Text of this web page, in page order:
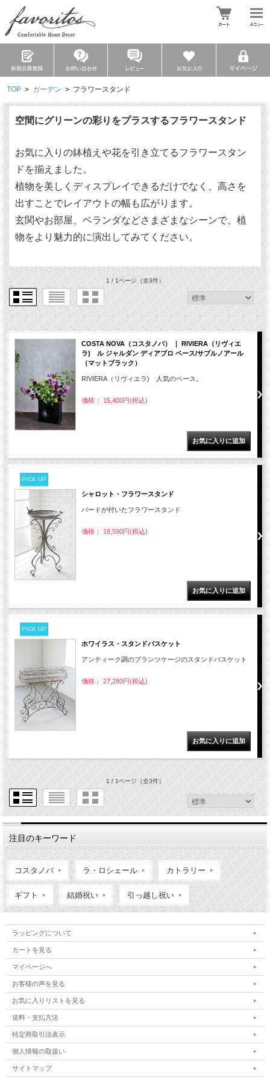
TOP > ガーデン > フラワースタンド
空間にグリーンの彩りをプラスするフラワースタンド
お気に入りの鉢植えや花を引き立てるフラワースタン
ドを揃えました。
植物を美しくディスプレイできるだけでなく、高さを
出すことでレイアウトの幅も広がります。
玄関やお部屋、ベランダなどさまざまなシーンで、植
物をより魅力的に演出してみてください。
1 / 1ページ（全3件）
COSTA NOVA（コスタノバ） ｜ RIVIERA（リヴィエ
ラ) ル ジャルダン ディアブロ ベース/サブルノアール
（マットブラック）
RIVIERA（リヴィエラ) 人気のベース。
価格： 15,400円(税込)
PICK UP
シャロット・フラワースタンド
バードが付いたフラワースタンド
価格： 18,590円(税込)
PICK UP
ホワイラス・スタンドバスケット
アンティーク調のプランツケージのスタンドバスケット
価格： 27,280円(税込)
1 / 1ページ（全3件）
注目のキーワード
コスタノバ ラ・ロシェール カトラリー
ギフト 結婚祝い 引っ越し祝い
ラッピングについて
カートを見る
マイページへ
お客様の声を見る
お気に入りリストを見る
送料・支払方法
特定商取引法表示
個人情報の取扱い
サイトマップ